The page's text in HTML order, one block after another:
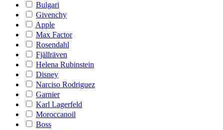
Bulgari
Givenchy
Apple
Max Factor
Rosendahl
Fjällräven
Helena Rubinstein
Disney
Narciso Rodriguez
Garnier
Karl Lagerfeld
Moroccanoil
Boss